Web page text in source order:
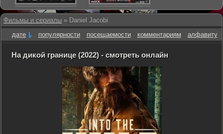
Фильмы и сериалы » Daniel Jacobi
дате
популярности посещаемости комментариям алфавиту
На дикой границе (2022) - смотреть онлайн